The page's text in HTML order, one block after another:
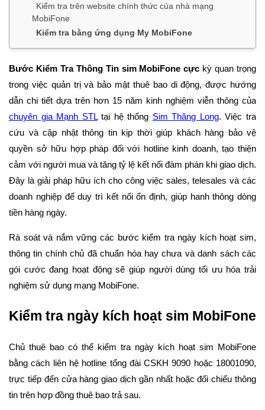
Kiểm tra trên website chính thức của nhà mạng
MobiFone
Kiểm tra bằng ứng dụng My MobiFone
Bước Kiểm Tra Thông Tin sim MobiFone cực kỳ quan trọng
trong việc quản trị và bảo mật thuê bao di động, được hướng
dẫn chi tiết dựa trên hơn 15 năm kinh nghiệm viễn thông của
chuyên gia Mạnh STLtại hệ thống Sim Thăng Long. Việc tra
cứu và cập nhật thông tin kịp thời giúp khách hàng bảo vệ
quyền sở hữu hợp pháp đối với hotline kinh doanh, tạo thiện
cảm với người mua và tăng tỷ lệ kết nối đàm phán khi giao dịch.
Đây là giải pháp hữu ích cho công việc sales, telesales và các
doanh nghiệp để duy trì kết nối ổn định, giúp hanh thông dòng
tiền hàng ngày.
Rà soát và nắm vững các bước kiểm tra ngày kích hoạt sim,
thông tin chính chủ đã chuẩn hóa hay chưa và danh sách các
gói cước đang hoạt động sẽ giúp người dùng tối ưu hóa trải
nghiệm sử dụng mạng MobiFone.
Kiểm tra ngày kích hoạt sim MobiFone
Chủ thuê bao có thể kiểm tra ngày kích hoạt sim MobiFone
bằng cách liên hệ hotline tổng đài CSKH 9090 hoặc 18001090,
trực tiếp đến cửa hàng giao dịch gần nhất hoặc đối chiếu thông
tin trên hợp đồng thuê bao trả sau.